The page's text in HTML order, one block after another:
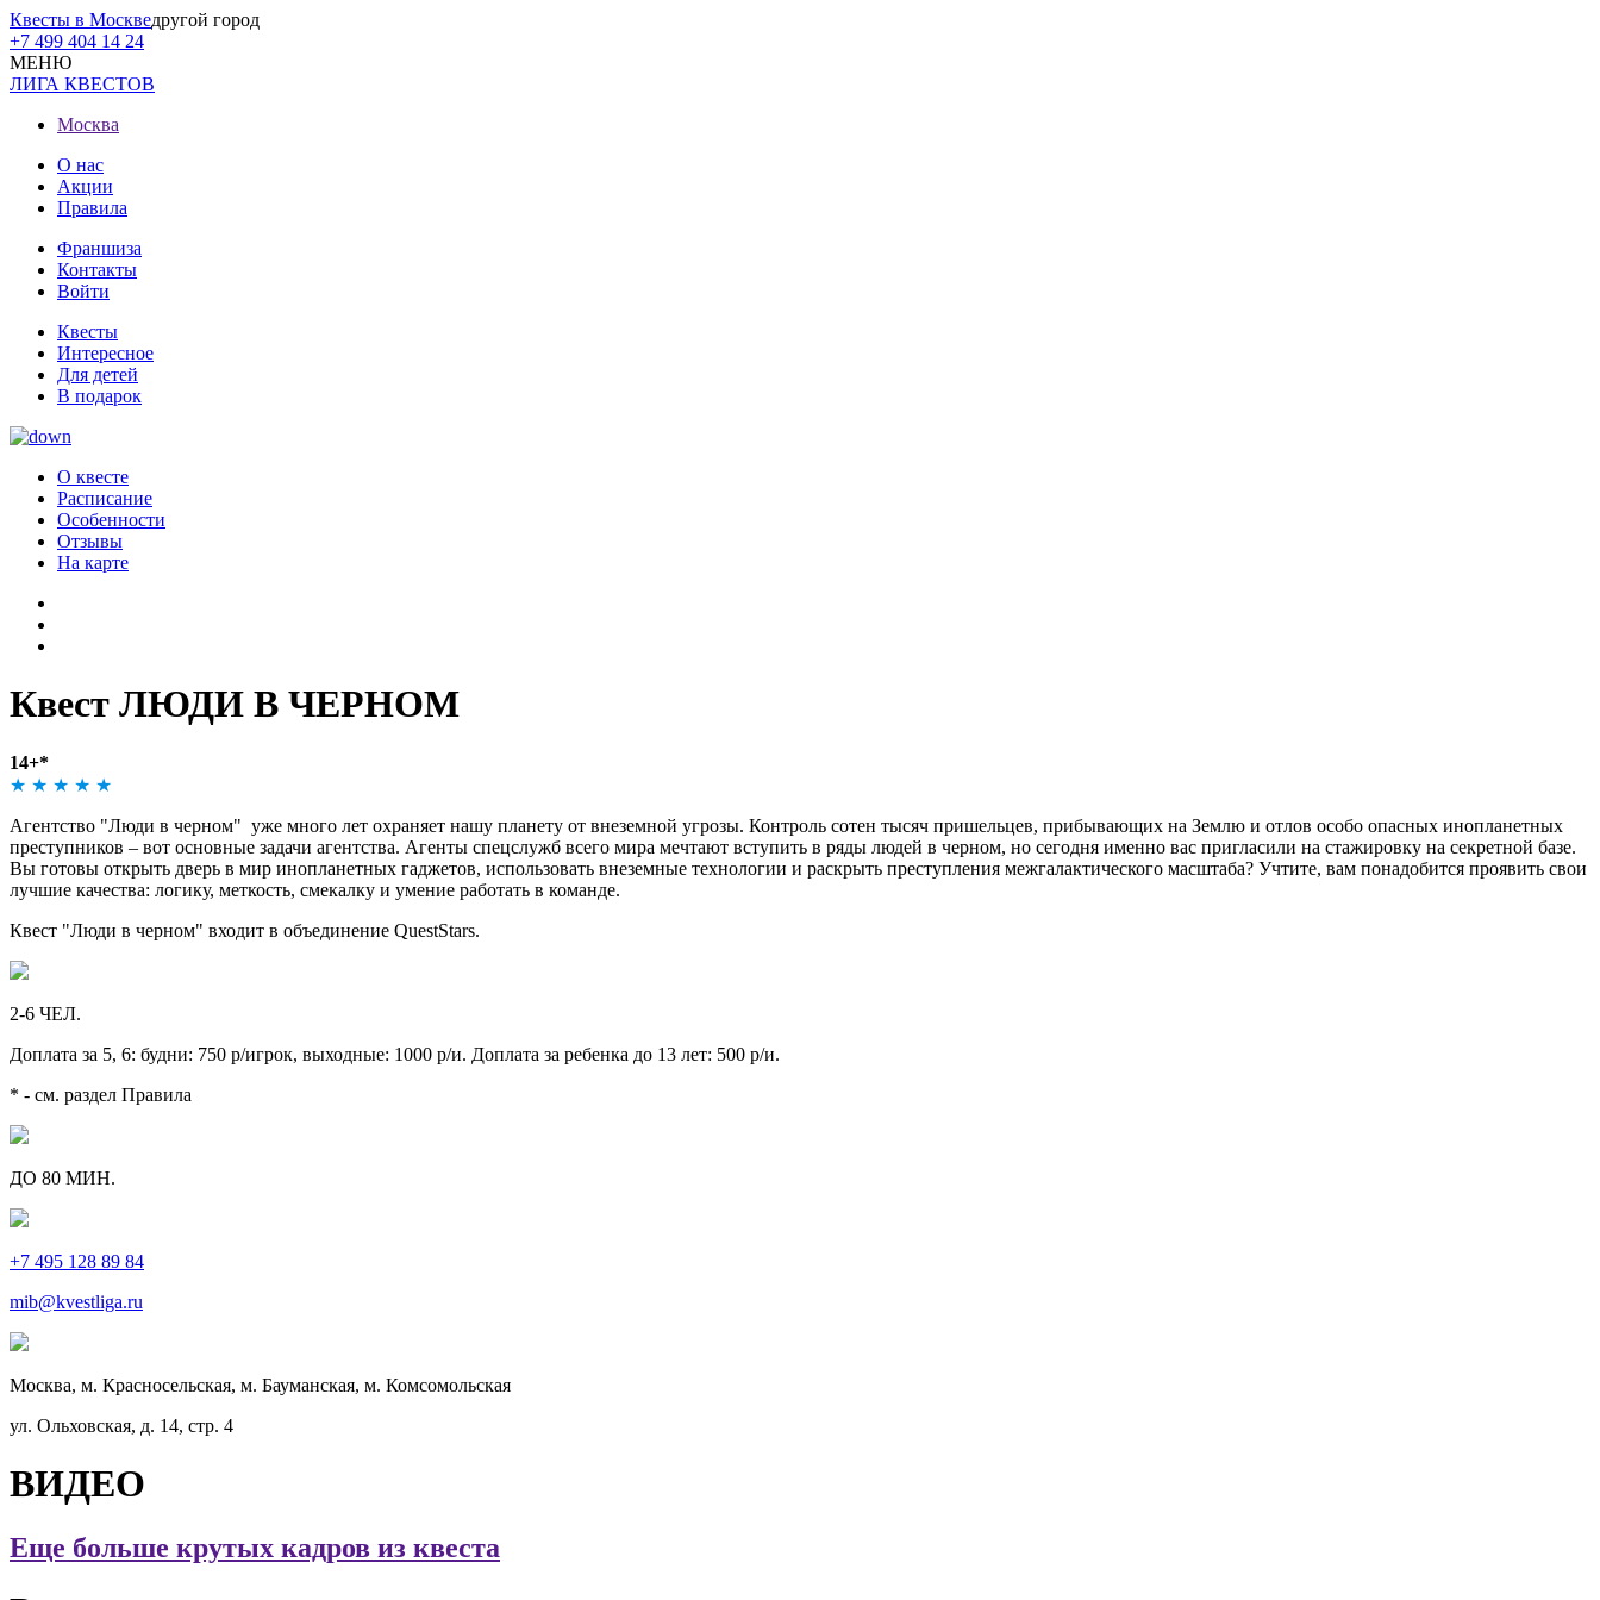
Квесты в Москведругой город
+7 499 404 14 24
МЕНЮ
ЛИГА КВЕСТОВ
Москва
О нас
Акции
Правила
Франшиза
Контакты
Войти
Квесты
Интересное
Для детей
В подарок
О квесте
Особенности
Отзывы
На карте
Квест ЛЮДИ В ЧЕРНОМ
14+*
Агентство "Люди в черном" уже много лет охраняет нашу планету от внеземной угрозы. Контроль сотен тысяч пришельцев, прибывающих на Землю и отлов особо опасных инопланетных
Вы готовы открыть дверь в мир инопланетных гаджетов, использовать внеземные технологии и раскрыть преступления межгалактического масштаба? Учтите, вам понадобится проявить свои
лучшие качества: логику, меткость, смекалку и умение работать в команде.
Квест "Люди в черном" входит в объединение QuestStars.
2-6 ЧЕЛ.
Доплата за 5, 6: будни: 750 р/игрок, выходные: 1000 р/и. Доплата за ребенка до 13 лет: 500 р/и.
* - см. раздел Правила
ДО 80 МИН.
+7 495 128 89 84
mib@kvestliga.ru
Москва, м. Красносельская, м. Бауманская, м. Комсомольская
ул. Ольховская, д. 14, стр. 4
ВИДЕО
Еще больше крутых кадров из квеста
Расписание